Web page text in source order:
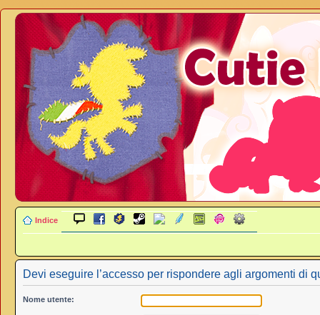
Indice
Devi eseguire l’accesso per rispondere agli argomenti di
Nome utente: